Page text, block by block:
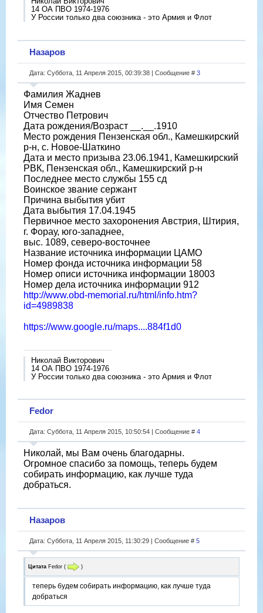
14 ОА ПВО 1974-1976
У России только два союзника - это Армия и Флот
Назаров
Дата: Суббота, 11 Апреля 2015, 00:39:38 | Сообщение # 3
Фамилия Жаднев
Имя Семен
Отчество Петрович
Дата рождения/Возраст __.__.1910
Место рождения Пензенская обл., Камешкирский
р-н, с. Новое-Шаткино
Дата и место призыва 23.06.1941, Камешкирский
РВК, Пензенская обл., Камешкирский р-н
Последнее место службы 155 сд
Воинское звание сержант
Причина выбытия убит
Дата выбытия 17.04.1945
Первичное место захоронения Австрия, Штирия,
г. Форау, юго-западнее,
выс. 1089, северо-восточнее
Название источника информации ЦАМО
Номер фонда источника информации 58
Номер описи источника информации 18003
Номер дела источника информации 912
http://www.obd-memorial.ru/html/info.htm?
id=4989838
https://www.google.ru/maps....884f1d0
Николай Викторович
14 ОА ПВО 1974-1976
У России только два союзника - это Армия и Флот
Fedor
Дата: Суббота, 11 Апреля 2015, 10:50:54 | Сообщение # 4
Николай, мы Вам очень благодарны.
Огромное спасибо за помощь, теперь будем
собирать информацию, как лучше туда
добраться.
Назаров
Дата: Суббота, 11 Апреля 2015, 11:30:29 | Сообщение # 5
Цитата Fedor ( )
теперь будем собирать информацию, как лучше туда
добраться